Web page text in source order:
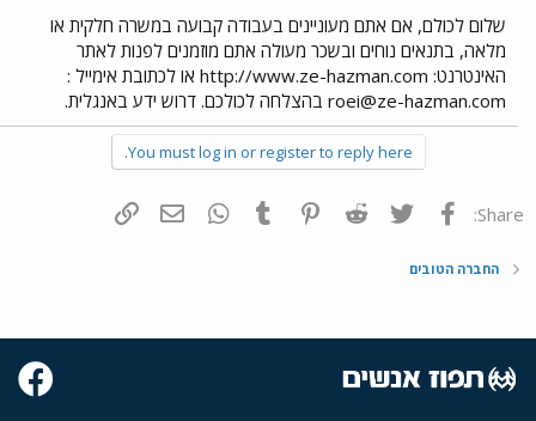
שלום לכולם, אם אתם מעוניינים בעבודה קבועה במשרה חלקית או
מלאה, בתנאים נוחים ובשכר מעולה אתם מוזמנים לפנות לאתר
האינטרנט: http://www.ze-hazman.com או לכתובת אימייל :
roei@ze-hazman.com בהצלחה לכולכם. דרוש ידע באנגלית.
You must log in or register to reply here.
Share: פייסבוק Twitter
Reddit
Pinterest
Tumblr
WhatsAppדואר אלקטרוני
החברה הטובים